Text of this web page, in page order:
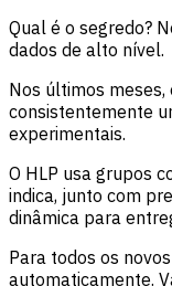
Qual é o segredo?
dados de alto nível.
Nos últimos
consistentemente
experimentais.
O HLP usa grupos
indica, junto com
dinâmica para
Para todos os
automaticamente.